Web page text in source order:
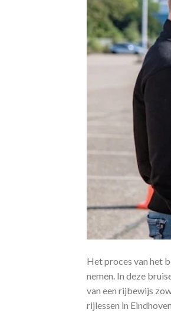
Het proces van het
nemen. In deze
van een rijbewijs
rijlessen in